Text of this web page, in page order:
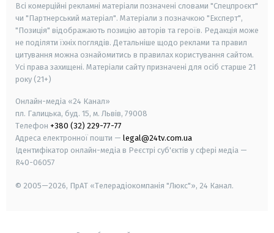
Всі комерційні рекламні матеріали позначені словами "Спецпроєкт"
чи "Партнерський матеріал". Матеріали з позначкою "Експерт",
"Позиція" відображають позицію авторів та героїв. Редакція може
не поділяти їхніх поглядів. Детальніше щодо реклами та правил
цитування можна ознайомитись в правилах користування сайтом.
Усі права захищені. Матеріали сайту призначені для осіб старше 21
року (21+)
Онлайн-медіа «24 Канал»
пл. Галицька, буд. 15, м. Львів, 79008
Телефон +380 (32) 229-77-77
Адреса електронної пошти — legal@24tv.com.ua
Ідентифікатор онлайн-медіа в Реєстрі суб'єктів у сфері медіа —
R40-06057
© 2005—2026, ПрАТ «Телерадіокомпанія "Люкс"», 24 Канал.